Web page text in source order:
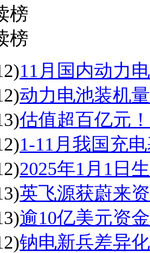
榜
榜
11月国内动力
动力电池装机
估值超百亿元
1-11月我国充
2025年1月1日
英飞源获蔚来
逾10亿美元资
钠电新兵差异